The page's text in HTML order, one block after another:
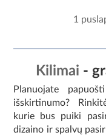
1
Kilimai -
Planuojate
išskirtinumo?
kurie bus puiki
dizaino ir spalvų